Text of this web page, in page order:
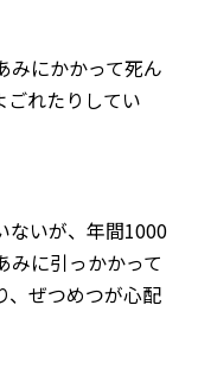
みにかかって死ん
ごれたりしてい
ないが、年間1000
みに引っかかって
、ぜつめつが心配